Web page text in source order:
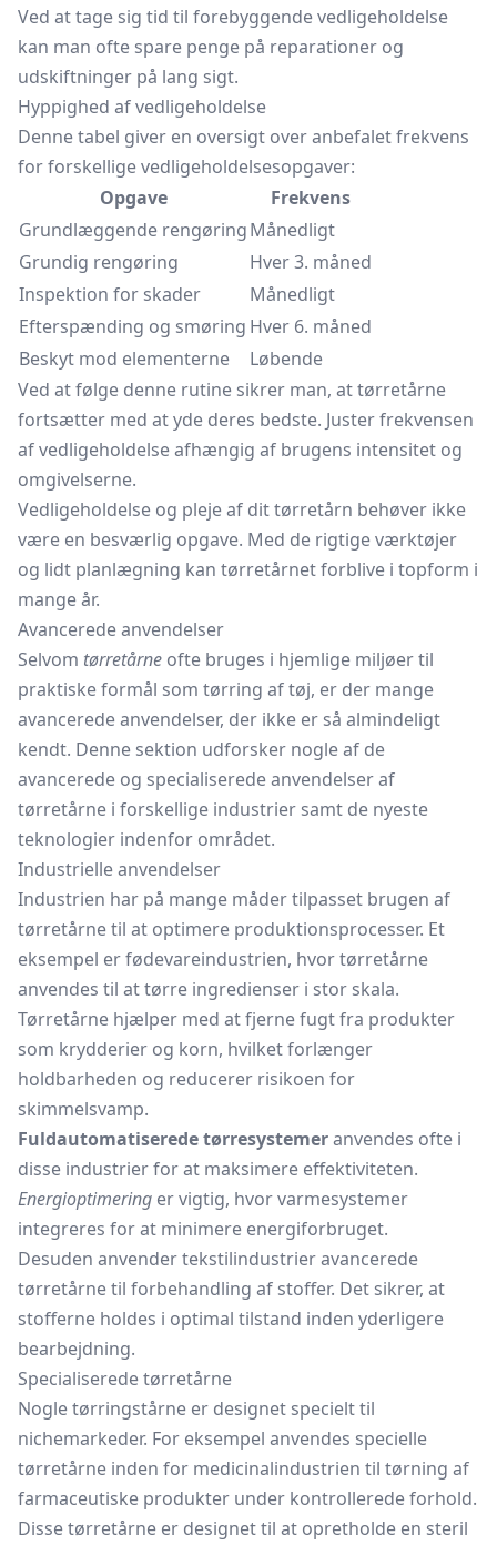
Ved at tage sig tid til forebyggende vedligeholdelse
kan man ofte spare penge på reparationer og
udskiftninger på lang sigt.
Hyppighed af vedligeholdelse
Denne tabel giver en oversigt over anbefalet frekvens
for forskellige vedligeholdelsesopgaver:
Opgave
Frekvens
Grundlæggende rengøringMånedligt
Grundig rengøring
Hver 3. måned
Inspektion for skader
Månedligt
Efterspænding og smøring Hver 6. måned
Beskyt mod elementerne
Løbende
Ved at følge denne rutine sikrer man, at tørretårne
fortsætter med at yde deres bedste. Juster frekvensen
af vedligeholdelse afhængig af brugens intensitet og
omgivelserne.
Vedligeholdelse og pleje af dit tørretårn behøver ikke
være en besværlig opgave. Med de rigtige værktøjer
og lidt planlægning kan tørretårnet forblive i topform i
mange år.
Avancerede anvendelser
Selvom tørretårne ofte bruges i hjemlige miljøer til
praktiske formål som tørring af tøj, er der mange
avancerede anvendelser, der ikke er så almindeligt
kendt. Denne sektion udforsker nogle af de
avancerede og specialiserede anvendelser af
tørretårne i forskellige industrier samt de nyeste
teknologier indenfor området.
Industrielle anvendelser
Industrien har på mange måder tilpasset brugen af
tørretårne til at optimere produktionsprocesser. Et
eksempel er fødevareindustrien, hvor tørretårne
anvendes til at tørre ingredienser i stor skala.
Tørretårne hjælper med at fjerne fugt fra produkter
som krydderier og korn, hvilket forlænger
holdbarheden og reducerer risikoen for
skimmelsvamp.
Fuldautomatiserede tørresystemeranvendes ofte i
disse industrier for at maksimere effektiviteten.
Energioptimering er vigtig, hvor varmesystemer
integreres for at minimere energiforbruget.
Desuden anvender tekstilindustrier avancerede
tørretårne til forbehandling af stoffer. Det sikrer, at
stofferne holdes i optimal tilstand inden yderligere
bearbejdning.
Specialiserede tørretårne
Nogle tørringstårne er designet specielt til
nichemarkeder. For eksempel anvendes specielle
tørretårne inden for medicinalindustrien til tørning af
farmaceutiske produkter under kontrollerede forhold.
Disse tørretårne er designet til at opretholde en steril